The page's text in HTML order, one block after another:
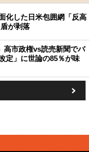
化した日米包囲網「反高
が剥落
高市政権vs読売新聞でバ
定」に世論の85％が味